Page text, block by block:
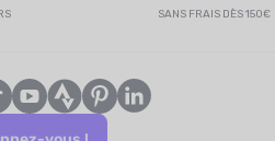
SANS FRAIS DÈS 150€